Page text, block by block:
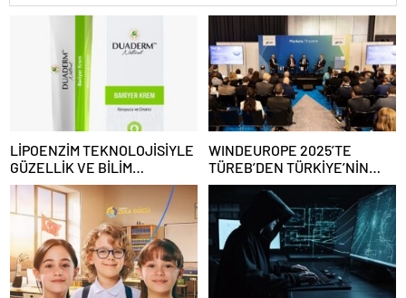
LİPOENZİM TEKNOLOJİSİYLE
GÜZELLİK VE BİLİM
BULUŞUYOR
WINDEUROPE 2025’TE
TÜREB’DEN TÜRKİYE’NİN
RÜZGAR SEKTÖRÜNE
YÖNELİK GÜÇLÜ ÇAĞRI